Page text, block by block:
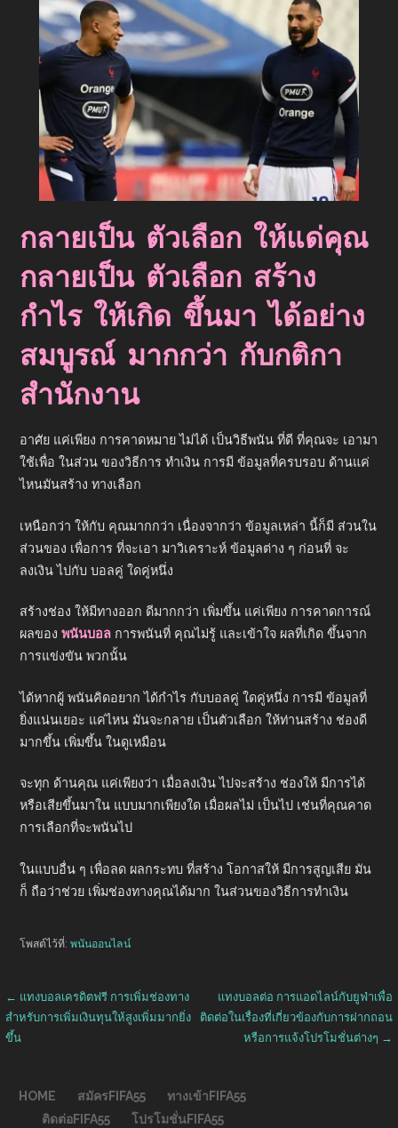
กลายเป็น ตัวเลือก ให้แด่คุณ
กลายเป็น ตัวเลือก สร้าง
กำไร ให้เกิด ขึ้นมา ได้อย่าง
สมบูรณ์ มากกว่า กับกติกา
สำนักงาน
อาศัย แค่เพียง การคาดหมาย ไม่ได้ เป็นวิธีพนัน ที่ดี ที่คุณจะ เอามา
ใช้เพื่อ ในส่วน ของวิธีการ ทำเงิน การมี ข้อมูลที่ครบรอบ ด้านแค่
ไหนมันสร้าง ทางเลือก
เหนือกว่า ให้กับ คุณมากกว่า เนื่องจากว่า ข้อมูลเหล่า นี้ก็มี ส่วนใน
ส่วนของ เพื่อการ ที่จะเอา มาวิเคราะห์ ข้อมูลต่าง ๆ ก่อนที่ จะ
ลงเงิน ไปกับ บอลคู่ ใดคู่หนึ่ง
สร้างช่อง ให้มีทางออก ดีมากกว่า เพิ่มขึ้น แค่เพียง การคาดการณ์
ผลของพนันบอล การพนันที่ คุณไม่รู้ และเข้าใจ ผลที่เกิด ขึ้นจาก
การแข่งขัน พวกนั้น
ได้หากผู้ พนันคิดอยาก ได้กำไร กับบอลคู่ ใดคู่หนึ่ง การมี ข้อมูลที่
ยิ่งแน่นเยอะ แค่ไหน มันจะกลาย เป็นตัวเลือก ให้ท่านสร้าง ช่องดี
มากขึ้น เพิ่มขึ้น ในดูเหมือน
จะทุก ด้านคุณ แค่เพียงว่า เมื่อลงเงิน ไปจะสร้าง ช่องให้ มีการได้
หรือเสียขึ้นมาใน แบบมากเพียงใด เมื่อผลไม่ เป็นไป เช่นที่คุณคาด
การเลือกที่จะพนันไป
ในแบบอื่น ๆ เพื่อลด ผลกระทบ ที่สร้าง โอกาสให้ มีการสูญเสีย มัน
ก็ ถือว่าช่วย เพิ่มช่องทางคุณได้มาก ในส่วนของวิธีการทำเงิน
โพสต์ไว้ที่:พนันออนไลน์
เมนู
เรื่อง
← แทงบอลเครดิตฟรี การเพิ่มช่องทาง
สำหรับการเพิ่มเงินทุนให้สูงเพิ่มมากยิ่ง
ขึ้น
แทงบอลต่อ การแอดไลน์กับยูฟ่าเพื่อ
ติดต่อในเรื่องที่เกี่ยวข้องกับการฝากถอน
หรือการแจ้งโปรโมชั่นต่างๆ →
HOME สมัครFIFA55
ทางเข้าFIFA55
ติดต่อFIFA55
โปรโมชั่นFIFA55